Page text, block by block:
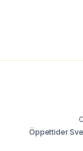
Öppettider